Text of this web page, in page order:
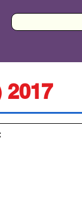
2017